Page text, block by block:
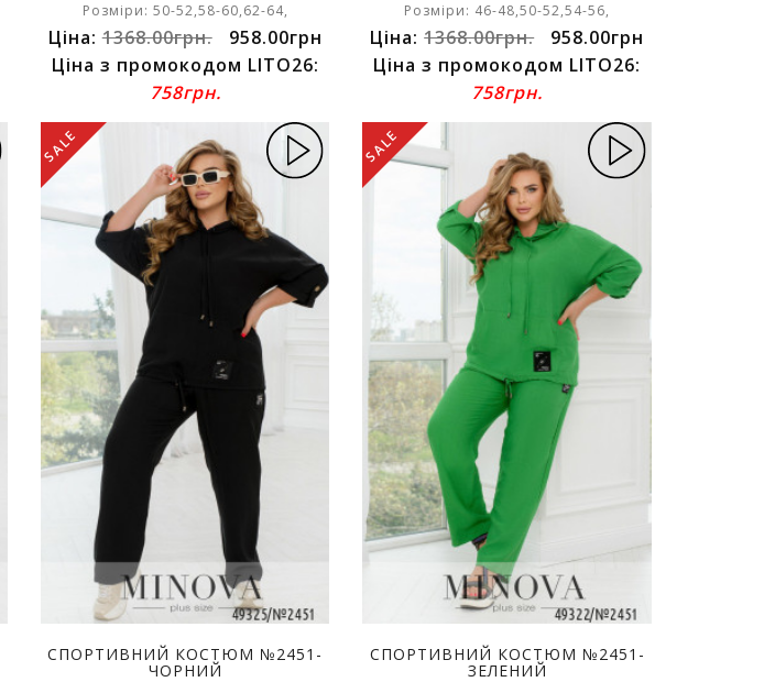
Розміри: 50-52,58-60,62-64,
Ціна:1368.00грн.
958.00грн
Ціна з промокодом LITO26:
758грн.
Розміри: 46-48,50-52,54-56,
Ціна:1368.00грн.
958.00грн
Ціна з промокодом LITO26:
758грн.
SALE
СПОРТИВНИЙ КОСТЮМ №2451-
ЧОРНИЙ
SALE
СПОРТИВНИЙ КОСТЮМ №2451-
ЗЕЛЕНИЙ